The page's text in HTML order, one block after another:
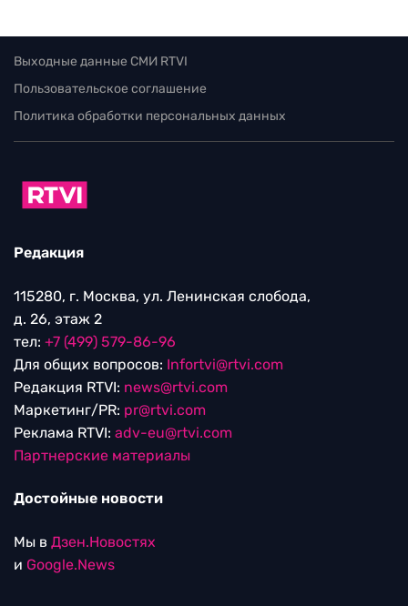
Выходные данные СМИ RTVI
Пользовательское соглашение
Политика обработки персональных данных
Редакция
115280, г. Москва, ул. Ленинская слобода,
д. 26, этаж 2
тел: +7 (499) 579-86-96
Для общих вопросов: Infortvi@rtvi.com
Редакция RTVI: news@rtvi.com
Маркетинг/PR: pr@rtvi.com
Реклама RTVI: adv-eu@rtvi.com
Партнерские материалы
Достойные новости
Мы в Дзен.Новостях
и Google.News